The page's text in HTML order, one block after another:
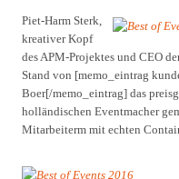
Piet-Harm Sterk,
kreativer Kopf
des APM-Projektes und CEO
Stand von [memo_eintrag
Boer[/memo_eintrag] das
holländischen Eventmacher
Mitarbeiterm mit echten